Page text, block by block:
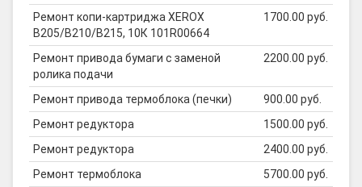
Ремонт копи-картриджа XEROX
B205/B210/B215, 10К 101R00664
1700.00 руб.
Ремонт привода бумаги с заменой
ролика подачи
2200.00 руб.
Ремонт привода термоблока (печки)
900.00 руб.
Ремонт редуктора
1500.00 руб.
Ремонт редуктора
2400.00 руб.
Ремонт термоблока
5700.00 руб.